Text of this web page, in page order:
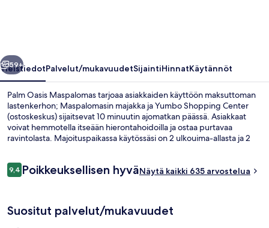
Seuraava
59+
YleistiedotPalvelut/mukavuudetSijaintiHinnatKäytännöt
Palm Oasis Maspalomas tarjoaa asiakkaiden käyttöön maksuttoman
lastenkerhon; Maspalomasin majakka ja Yumbo Shopping Center
(ostoskeskus) sijaitsevat 10 minuutin ajomatkan päässä. Asiakkaat
voivat hemmotella itseään hierontahoidoilla ja ostaa purtavaa
ravintolasta. Majoituspaikassa käytössäsi on 2 ulkouima-allasta ja 2
henkilökuntaa.
Arvostelut
9,49,4 kautta 10.
Poikkeuksellisen hyväNäytä kaikki 635 arvostelua
Suositut palvelut/mukavuudet